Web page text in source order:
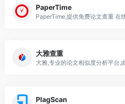
PaperTime
大雅查重
PlagScan